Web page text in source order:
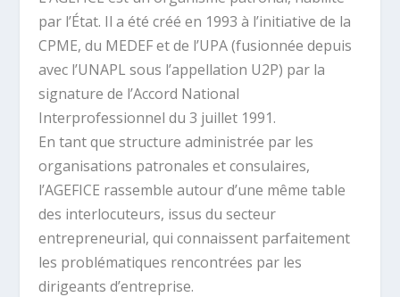
par l’État. Il a été créé en 1993 à l’initiative de la
CPME, du MEDEF et de l’UPA (fusionnée depuis
avec l’UNAPL sous l’appellation U2P) par la
signature de l’Accord National
Interprofessionnel du 3 juillet 1991.
En tant que structure administrée par les
organisations patro­nales et consulaires,
l’AGEFICE rassemble autour d’une même table
des interlocuteurs, issus du secteur
entrepreneurial, qui connaissent parfaitement
les problématiques rencontrées par les
dirigeants d’entreprise.